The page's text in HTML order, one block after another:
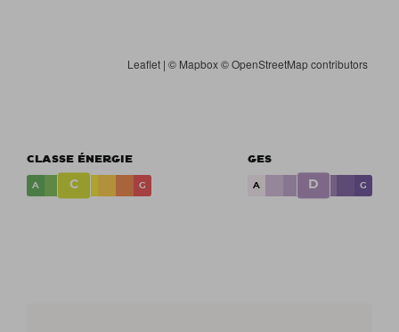
Leaflet | © Mapbox©OpenStreetMap contributors
CLASSE ÉNERGIE
A G
C
GES
A G
D